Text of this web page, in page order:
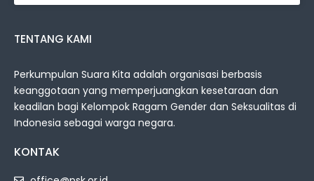
TENTANG KAMI
Perkumpulan Suara Kita adalah organisasi berbasis
keanggotaan yang memperjuangkan kesetaraan dan
keadilan bagi Kelompok Ragam Gender dan Seksualitas di
Indonesia sebagai warga negara.
KONTAK